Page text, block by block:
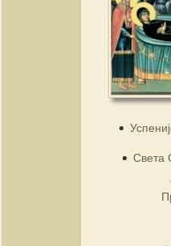
Света